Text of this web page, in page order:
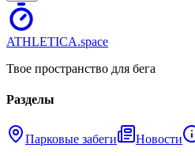
ATHLETICA.space
Твое пространство для бега
Разделы
Парковые забеги Новости